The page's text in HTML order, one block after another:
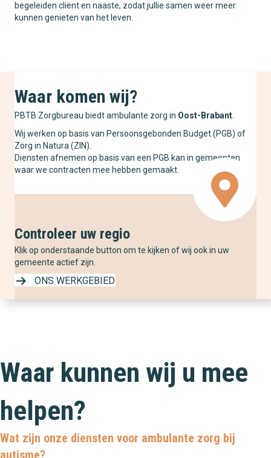
begeleiden cliënt en naaste, zodat jullie samen weer meer
kunnen genieten van het leven.
Waar komen wij?
PBTB Zorgbureau biedt ambulante zorg in Oost-Brabant
Wij werken op basis van Persoonsgebonden Budget (PGB) of
Zorg in Natura (ZIN).
Diensten afnemen op basis van een PGB kan in gemeenten
waar we contracten mee hebben gemaakt.
Controleer uw regio
Klik op onderstaande button om te kijken of wij ook in uw
gemeente actief zijn.
ONS WERKGEBIED
Waar kunnen wij u mee
helpen?
Wat zijn onze diensten voor ambulante zorg bij
autisme?